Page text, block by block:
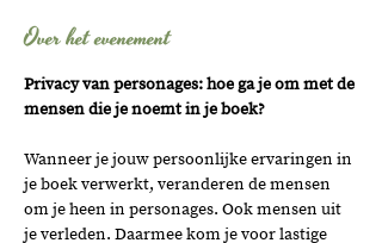
Over het evenement
Privacy van personages: hoe ga je om met de
mensen die je noemt in je boek?
Wanneer je jouw persoonlijke ervaringen in
je boek verwerkt, veranderen de mensen
om je heen in personages. Ook mensen uit
je verleden. Daarmee kom je voor lastige